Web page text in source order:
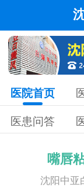
医院首页
医患问答
嘴唇
沈阳中亚